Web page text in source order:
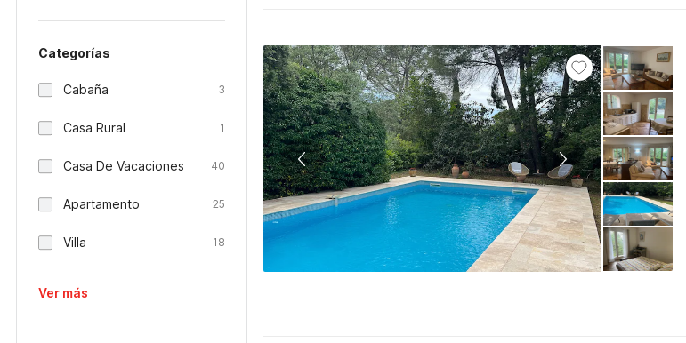
Categorías
Cabaña 3
Casa Rural 1
Casa De Vacaciones 40
Apartamento 25
Villa 18
Ver más